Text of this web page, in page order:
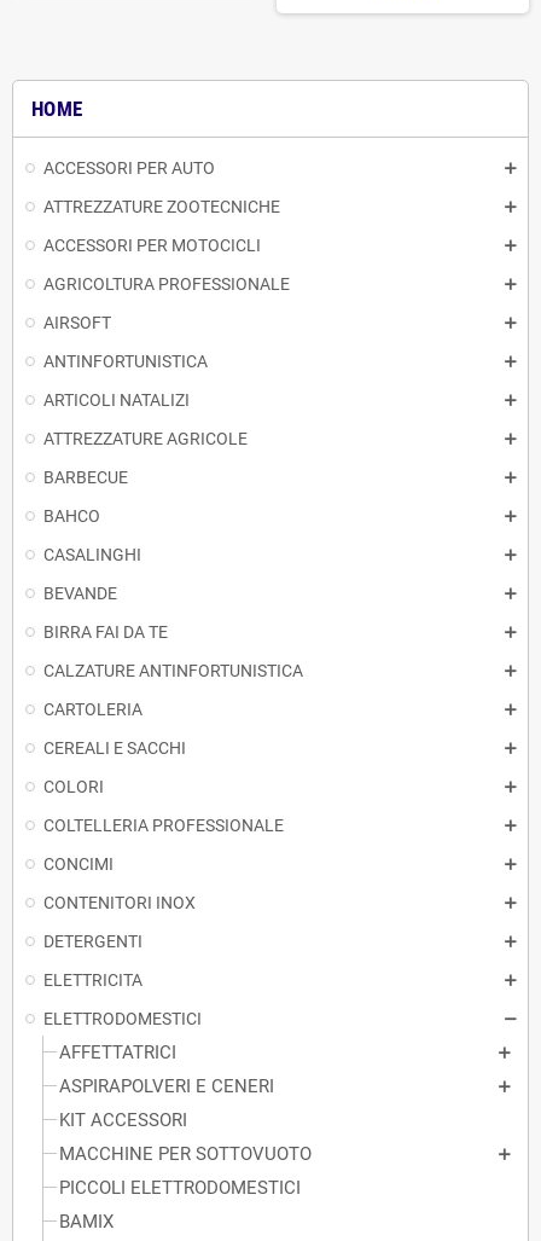
HOME
ACCESSORI PER AUTO
ATTREZZATURE ZOOTECNICHE
ACCESSORI PER MOTOCICLI
AGRICOLTURA PROFESSIONALE
AIRSOFT
ANTINFORTUNISTICA
ARTICOLI NATALIZI
ATTREZZATURE AGRICOLE
BARBECUE
BAHCO
CASALINGHI
BEVANDE
BIRRA FAI DA TE
CALZATURE ANTINFORTUNISTICA
CARTOLERIA
CEREALI E SACCHI
COLORI
COLTELLERIA PROFESSIONALE
CONCIMI
CONTENITORI INOX
DETERGENTI
ELETTRICITA
ELETTRODOMESTICI
AFFETTATRICI
ASPIRAPOLVERI E CENERI
KIT ACCESSORI
MACCHINE PER SOTTOVUOTO
PICCOLI ELETTRODOMESTICI
BAMIX